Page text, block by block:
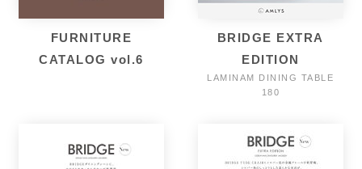
FURNITURE
CATALOG vol.6
BRIDGE EXTRA
EDITION
LAMINAM DINING TABLE
180